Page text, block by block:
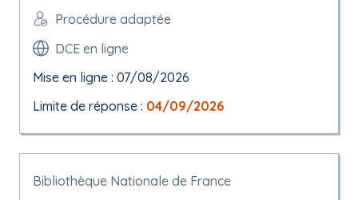
Procédure adaptée
DCE en ligne
Mise en ligne : 07/08/2026
Limite de réponse : 04/09/2026
Bibliothèque Nationale de France